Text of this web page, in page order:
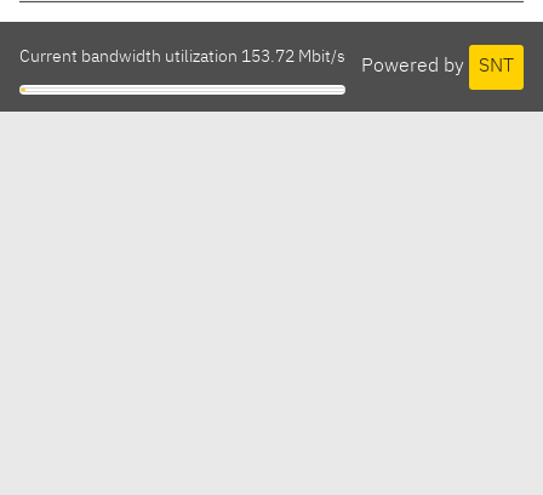
Powered by SNT
Current bandwidth utilization 153.72 Mbit/s